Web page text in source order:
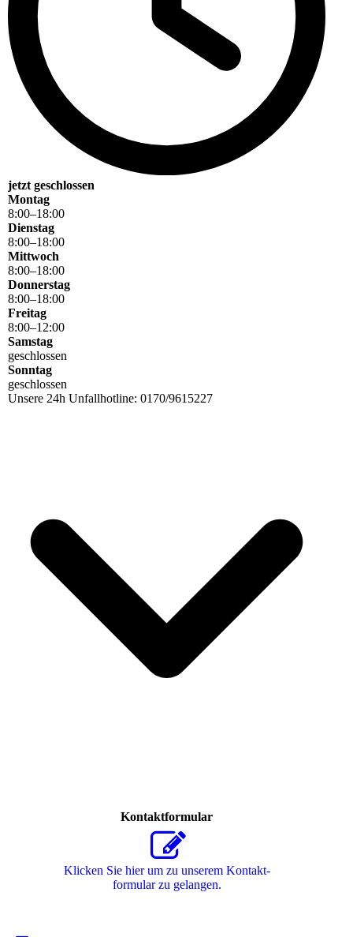
jetzt geschlossen
Montag
8:00–18:00
Dienstag
8:00–18:00
Mittwoch
8:00–18:00
Donnerstag
8:00–18:00
Freitag
8:00–12:00
Samstag
geschlossen
Sonntag
geschlossen
Unsere 24h Unfallhotline: 0170/9615227
Kontaktformular
Klicken Sie hier um zu unserem Kon­takt­
for­mu­lar zu gelangen.